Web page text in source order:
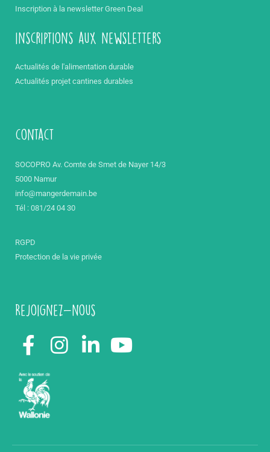
Inscription à la newsletter Green Deal
inscriptions aux newsletters
Actualités de l'alimentation durable
Actualités projet cantines durables
contact
SOCOPRO Av. Comte de Smet de Nayer 14/3
5000 Namur
info@mangerdemain.be
Tél : 081/24 04 30
RGPD
Protection de la vie privée
Rejoignez-nous